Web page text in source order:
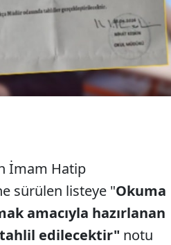
İmam Hatip
sürülen listeye "Okuma
amacıyla hazırlanan
edilecektir" notu